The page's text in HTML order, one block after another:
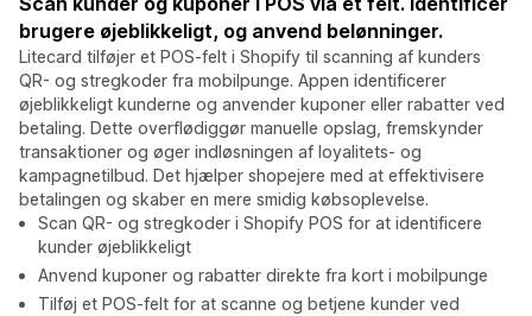
brugere øjeblikkeligt, og anvend belønninger.
Litecard tilføjer et POS-felt i Shopify til scanning af kunders
QR- og stregkoder fra mobilpunge. Appen identificerer
øjeblikkeligt kunderne og anvender kuponer eller rabatter ved
betaling. Dette overflødiggør manuelle opslag, fremskynder
transaktioner og øger indløsningen af loyalitets- og
kampagnetilbud. Det hjælper shopejere med at effektivisere
betalingen og skaber en mere smidig købsoplevelse.
Scan QR- og stregkoder i Shopify POS for at identificere
kunder øjeblikkeligt
Anvend kuponer og rabatter direkte fra kort i mobilpunge
Tilføj et POS-felt for at scanne og betjene kunder ved